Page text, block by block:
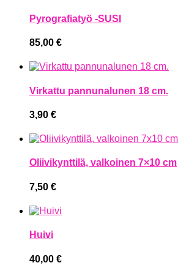
Pyrografiatyö -SUSI
85,00 €
Virkattu pannunalunen 18 cm.
3,90 €
Oliivikynttilä, valkoinen 7×10 cm
7,50 €
Huivi
40,00 €